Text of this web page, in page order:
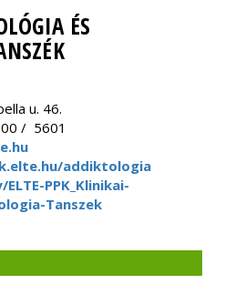
ÉS
u. 46.
/ 5601
addiktologia
PPK_Klinikai-
Tanszek